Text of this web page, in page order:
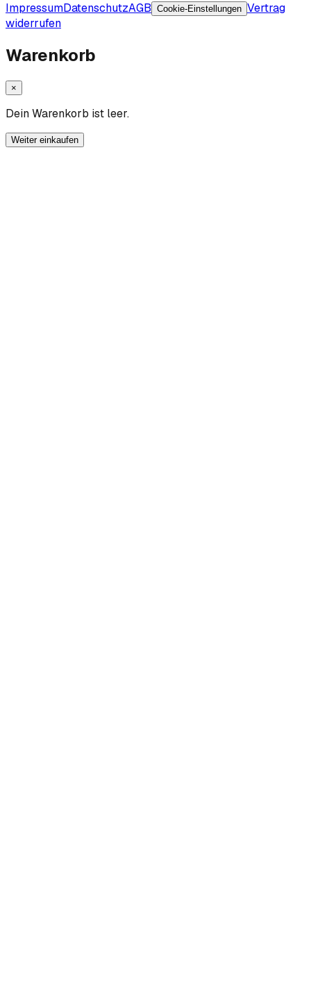
ImpressumDatenschutzAGB Cookie-Einstellungen Vertrag
widerrufen
Warenkorb
×
Dein Warenkorb ist leer.
Weiter einkaufen